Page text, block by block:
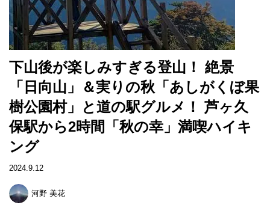
下山後が楽しみすぎる登山！ 絶景
「日向山」＆実りの秋「あしがくぼ果
樹公園村」と道の駅グルメ！ 芦ヶ久
保駅から2時間「秋の幸」満喫ハイキ
ング
2024.9.12
河野 美花